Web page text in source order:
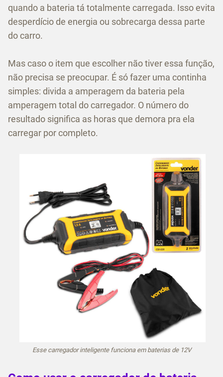
quando a bateria tá totalmente carregada. Isso evita
desperdício de energia ou sobrecarga dessa parte
do carro.
Mas caso o item que escolher não tiver essa função,
não precisa se preocupar. É só fazer uma continha
simples: divida a amperagem da bateria pela
amperagem total do carregador. O número do
resultado significa as horas que demora pra ela
carregar por completo.
Esse carregador inteligente funciona em baterias de 12V